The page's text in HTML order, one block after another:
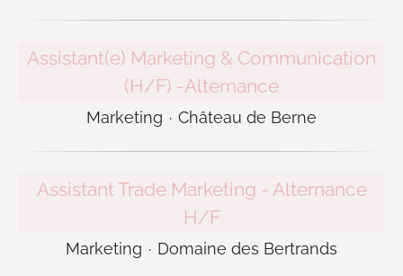
Assistant(e) Marketing & Communication
(H/F) -Alternance
Marketing · Château de Berne
Assistant Trade Marketing - Alternance
H/F
Marketing · Domaine des Bertrands